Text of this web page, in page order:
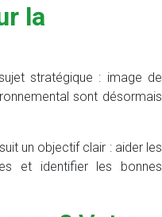
la
stratégique : image de
sont désormais
un objectif clair : aider les
et identifier les bonnes